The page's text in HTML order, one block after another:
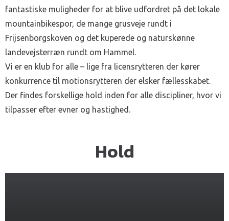
fantastiske muligheder for at blive udfordret på det lokale
mountainbikespor, de mange grusveje rundt i
Frijsenborgskoven og det kuperede og naturskønne
landevejsterræn rundt om Hammel.
Vi er en klub for alle – lige fra licensrytteren der kører
konkurrence til motionsrytteren der elsker fællesskabet.
Der findes forskellige hold inden for alle discipliner, hvor vi
tilpasser efter evner og hastighed.
Hold